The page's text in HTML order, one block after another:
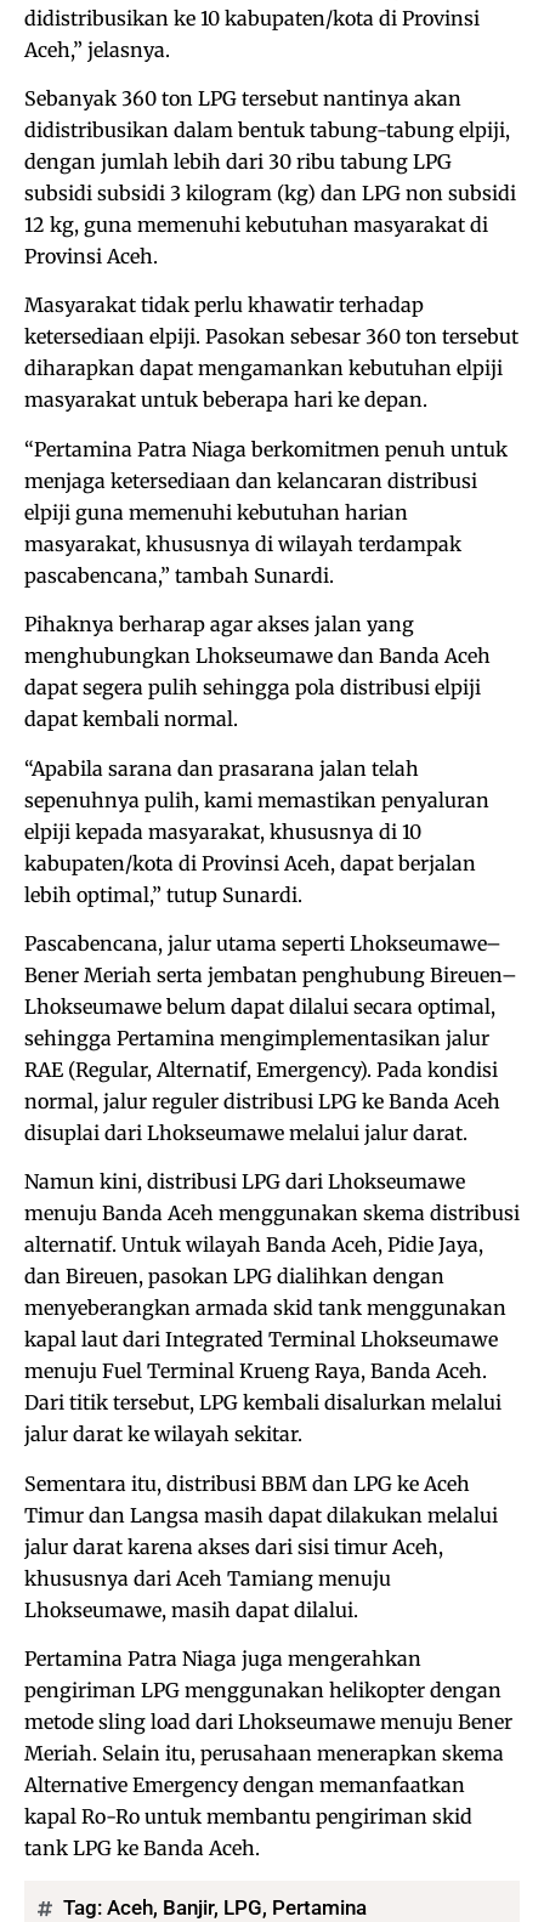
didistribusikan ke 10 kabupaten/kota di Provinsi
Aceh,” jelasnya.
Sebanyak 360 ton LPG tersebut nantinya akan
didistribusikan dalam bentuk tabung-tabung elpiji,
dengan jumlah lebih dari 30 ribu tabung LPG
subsidi subsidi 3 kilogram (kg) dan LPG non subsidi
12 kg, guna memenuhi kebutuhan masyarakat di
Provinsi Aceh.
Masyarakat tidak perlu khawatir terhadap
ketersediaan elpiji. Pasokan sebesar 360 ton tersebut
diharapkan dapat mengamankan kebutuhan elpiji
masyarakat untuk beberapa hari ke depan.
“Pertamina Patra Niaga berkomitmen penuh untuk
menjaga ketersediaan dan kelancaran distribusi
elpiji guna memenuhi kebutuhan harian
masyarakat, khususnya di wilayah terdampak
pascabencana,” tambah Sunardi.
Pihaknya berharap agar akses jalan yang
menghubungkan Lhokseumawe dan Banda Aceh
dapat segera pulih sehingga pola distribusi elpiji
dapat kembali normal.
“Apabila sarana dan prasarana jalan telah
sepenuhnya pulih, kami memastikan penyaluran
elpiji kepada masyarakat, khususnya di 10
kabupaten/kota di Provinsi Aceh, dapat berjalan
lebih optimal,” tutup Sunardi.
Pascabencana, jalur utama seperti Lhokseumawe–
Bener Meriah serta jembatan penghubung Bireuen–
Lhokseumawe belum dapat dilalui secara optimal,
sehingga Pertamina mengimplementasikan jalur
RAE (Regular, Alternatif, Emergency). Pada kondisi
normal, jalur reguler distribusi LPG ke Banda Aceh
disuplai dari Lhokseumawe melalui jalur darat.
Namun kini, distribusi LPG dari Lhokseumawe
menuju Banda Aceh menggunakan skema distribusi
alternatif. Untuk wilayah Banda Aceh, Pidie Jaya,
dan Bireuen, pasokan LPG dialihkan dengan
menyeberangkan armada skid tank menggunakan
kapal laut dari Integrated Terminal Lhokseumawe
menuju Fuel Terminal Krueng Raya, Banda Aceh.
Dari titik tersebut, LPG kembali disalurkan melalui
jalur darat ke wilayah sekitar.
Sementara itu, distribusi BBM dan LPG ke Aceh
Timur dan Langsa masih dapat dilakukan melalui
jalur darat karena akses dari sisi timur Aceh,
khususnya dari Aceh Tamiang menuju
Lhokseumawe, masih dapat dilalui.
Pertamina Patra Niaga juga mengerahkan
pengiriman LPG menggunakan helikopter dengan
metode sling load dari Lhokseumawe menuju Bener
Meriah. Selain itu, perusahaan menerapkan skema
Alternative Emergency dengan memanfaatkan
kapal Ro-Ro untuk membantu pengiriman skid
tank LPG ke Banda Aceh.
Tag: Aceh, Banjir, LPG, Pertamina